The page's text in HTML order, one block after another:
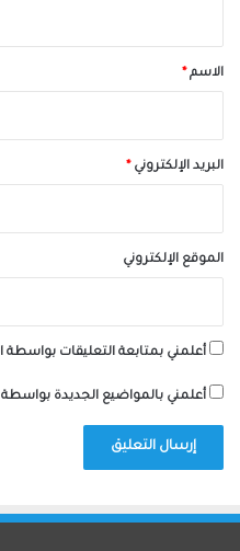
*الاسم*
البريد الإلكتروني*
الموقع الإلكتروني
أعلمني بمتابعة التعليقات بواسطة
أعلمني بالمواضيع الجديدة بواسطة